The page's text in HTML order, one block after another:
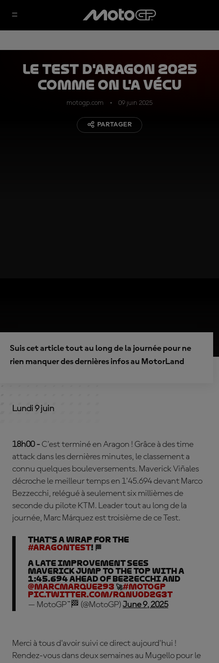
Le test d'Aragon 2025
comme on l'a vécu
motogp.com 09 juin 2025
PARTAGER
Suis cet article tout au long de la journée pour ne
rien manquer des dernières infos au MotorLand
Lundi 9 juin
18h00 - C'est terminé en Aragon ! Grâce à des time
attack dans les dernières minutes, le classement a
connu quelques bouleversements. Maverick Viñales
décroche le meilleur temps en 1'45.694 devant Marco
Bezzecchi, relégué à seulement six millièmes de
seconde du pilote KTM. Leader tout au long de la
journée, Marc Márquez est troisième de ce Test.
That's a wrap for the
#AragonTest! 🏁
A late improvement sees
Maverick jump to the top with a
1:45.694 ahead of Bezzecchi and
@marcmarquez93 🚀#MotoGP
pic.twitter.com/RQNu0d2g3t
— MotoGP™🏁 (@MotoGP) June 9, 2025
Merci à tous d'avoir suivi ce direct aujourd'hui !
Rendez-vous dans deux semaines au Mugello pour le